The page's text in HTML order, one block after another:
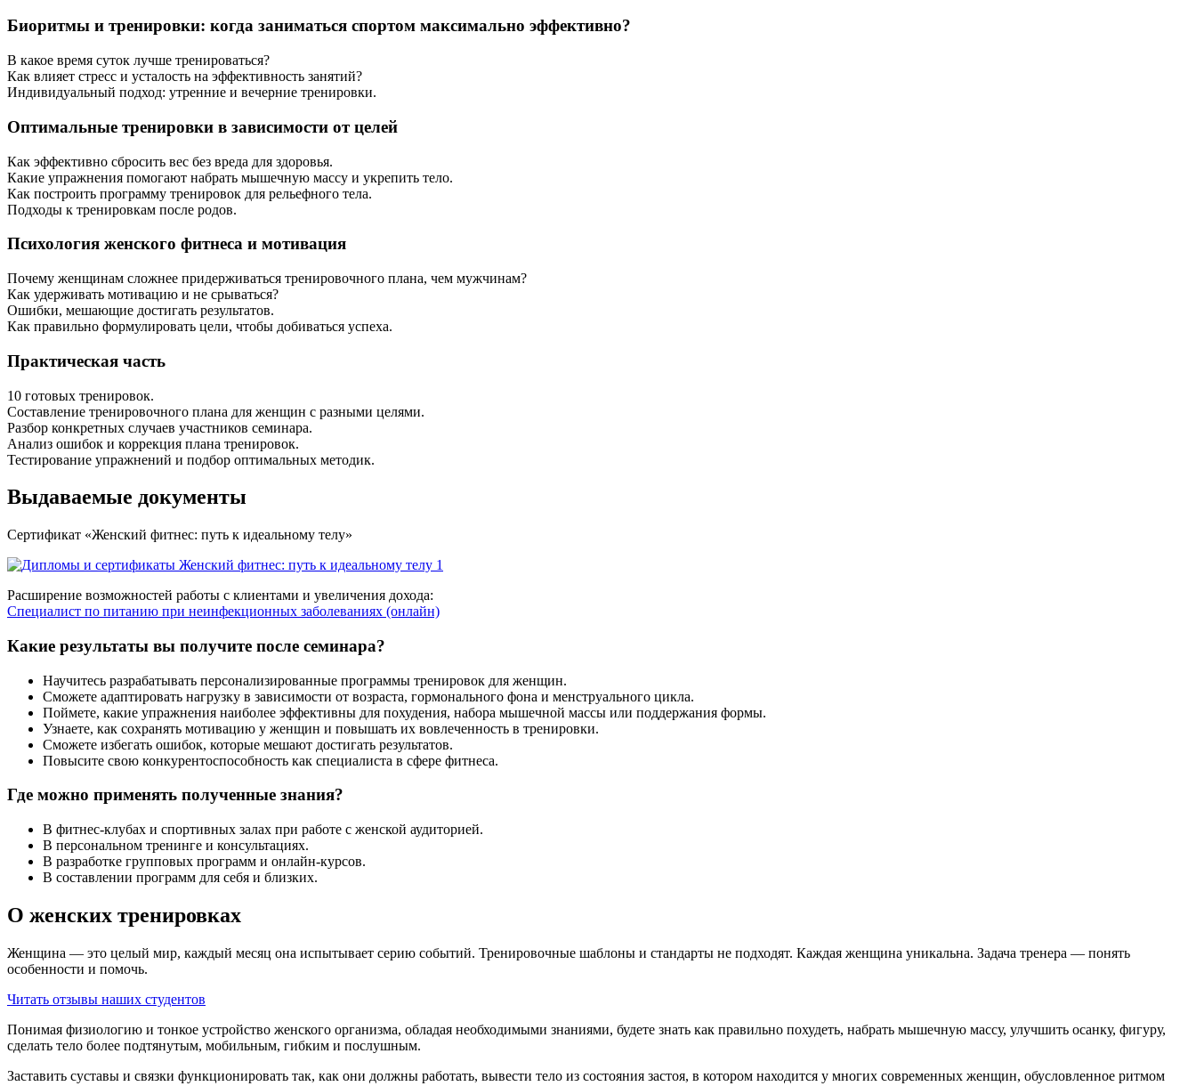
Биоритмы и тренировки: когда заниматься спортом максимально эффективно?
В какое время суток лучше тренироваться?
Как влияет стресс и усталость на эффективность занятий?
Индивидуальный подход: утренние и вечерние тренировки.
Оптимальные тренировки в зависимости от целей
Как эффективно сбросить вес без вреда для здоровья.
Какие упражнения помогают набрать мышечную массу и укрепить тело.
Как построить программу тренировок для рельефного тела.
Подходы к тренировкам после родов.
Психология женского фитнеса и мотивация
Почему женщинам сложнее придерживаться тренировочного плана, чем мужчинам?
Как удерживать мотивацию и не срываться?
Ошибки, мешающие достигать результатов.
Как правильно формулировать цели, чтобы добиваться успеха.
Практическая часть
10 готовых тренировок.
Составление тренировочного плана для женщин с разными целями.
Разбор конкретных случаев участников семинара.
Анализ ошибок и коррекция плана тренировок.
Тестирование упражнений и подбор оптимальных методик.
Выдаваемые документы
Сертификат «Женский фитнес: путь к идеальному телу»
Расширение возможностей работы с клиентами и увеличения дохода:
Специалист по питанию при неинфекци­онных заболева­ниях (онлайн)
Какие результаты вы получите после семинара?
Научитесь разрабатывать персонализированные программы тренировок для женщин.
Сможете адаптировать нагрузку в зависимости от возраста, гормонального фона и менструального цикла.
Поймете, какие упражнения наиболее эффективны для похудения, набора мышечной массы или поддержания формы.
Узнаете, как сохранять мотивацию у женщин и повышать их вовлеченность в тренировки.
Сможете избегать ошибок, которые мешают достигать результатов.
Повысите свою конкурентоспособность как специалиста в сфере фитнеса.
Где можно применять полученные знания?
В фитнес-клубах и спортивных залах при работе с женской аудиторией.
В персональ­ном тренинге и консультациях.
В разработке групповых программ и онлайн-курсов.
В составлении программ для себя и близких.
О женских тренировках
Женщина — это целый мир, каждый месяц она испытывает серию событий. Тренировочные шаблоны и стандарты не подходят. Каждая женщина уникальна. Задача тренера — понять
особенности и помочь.
Читать отзывы наших студентов
Понимая физиологи­ю и тонкое устройство женского организма, обладая необходимыми знаниями, будете знать как правильно похудеть, набрать мышечную массу, улучшить осанку, фигуру,
сделать тело более подтянутым, мобильным, гибким и послушным.
Заставить суставы и связки функционировать так, как они должны работать, вывести тело из состояния застоя, в котором находится у многих современных женщин, обусловленное ритмом